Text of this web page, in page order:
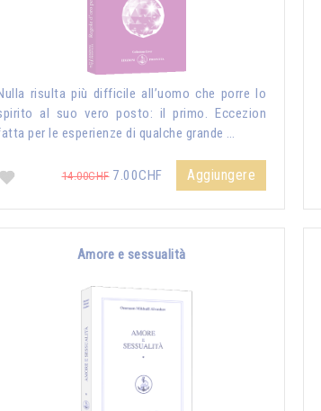
risulta più difficile all’uomo che porre lo
al suo vero posto: il primo. Eccezion
per le esperienze di qualche grande …
14.00CHF7.00CHF Aggiungere
Amore e sessualità